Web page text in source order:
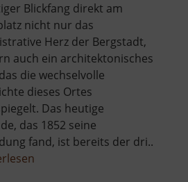
Blickfang direkt am
nicht nur das
Herz der Bergstadt,
auch ein architektonisches
die wechselvolle
dieses Ortes
Das heutige
das 1852 seine
fand, ist bereits der dri..